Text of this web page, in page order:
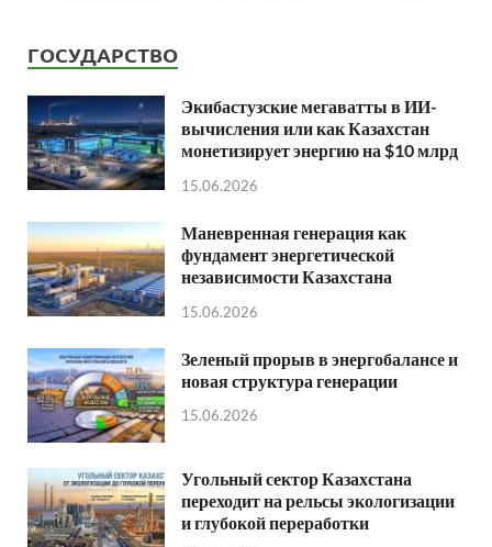
ГОСУДАРСТВО
Экибастузские мегаватты в ИИ-
вычисления или как Казахстан
монетизирует энергию на $10 млрд
15.06.2026
Маневренная генерация как
фундамент энергетической
независимости Казахстана
15.06.2026
Зеленый прорыв в энергобалансе и
новая структура генерации
15.06.2026
Угольный сектор Казахстана
переходит на рельсы экологизации
и глубокой переработки